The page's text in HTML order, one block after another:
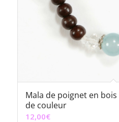
Mala de poignet en
de couleur
12,00€